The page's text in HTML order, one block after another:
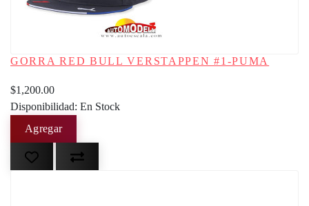
GORRA RED BULL VERSTAPPEN #1-PUMA
$1,200.00
Disponibilidad: En Stock